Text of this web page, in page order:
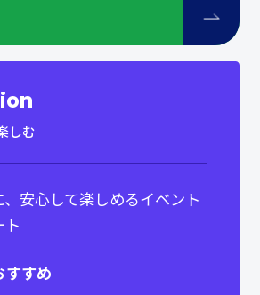
しむ
安心して楽しめるイベント
ト
すすめ